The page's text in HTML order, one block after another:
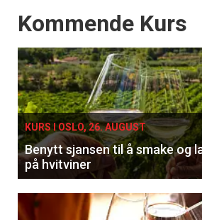
Events
Kommende Kurs
KURS I OSLO, 26. AUGUST
Benytt sjansen til å smake og
på hvitviner